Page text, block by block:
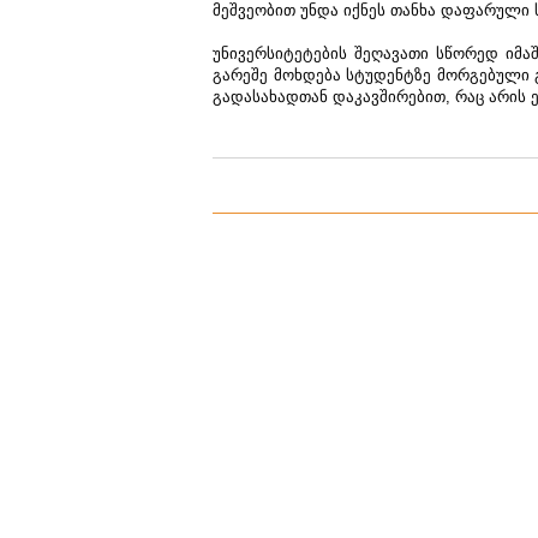
მეშვეობით უნდა იქნეს თანხა
უნივერსიტეტების შეღავათი სწორედ
გარეშე მოხდება სტუდენტზე
გადასახადთან დაკავშირებით, რაც არის